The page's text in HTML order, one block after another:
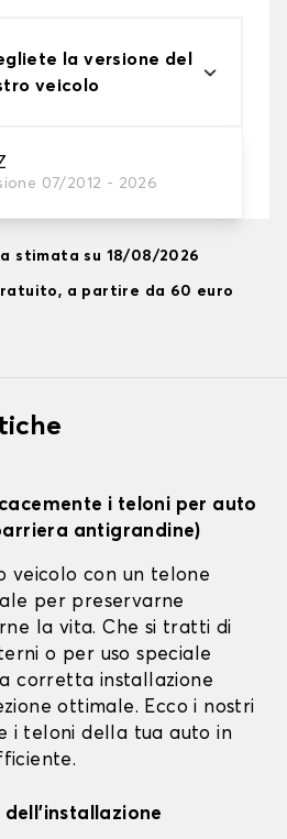
la versione del
veicolo
07/2012 - 2026
adatto alle tue esigenze
stimata su 18/08/2026
a partire da 60 euro
i teloni per auto
antigrandine)
veicolo con un telone
per preservarne
la vita. Che si tratti di
o per uso speciale
corretta installazione
ottimale. Ecco i nostri
i teloni della tua auto in